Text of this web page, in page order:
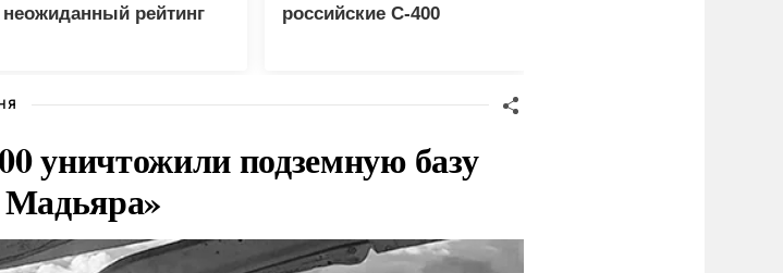
неожиданный рейтинг
российские C-400
уничтожили подземную базу